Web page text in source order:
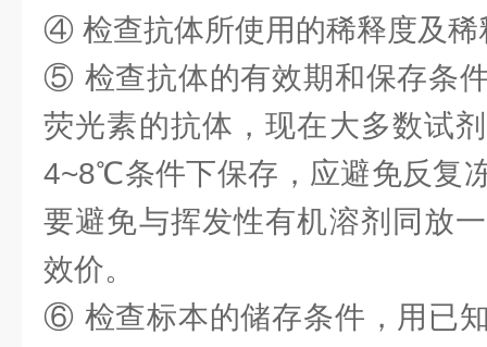
④ 检查抗体所使用的稀释度及稀
⑤ 检查抗体的有效期和保存条
荧光素的抗体，现在大多数试
4~8℃条件下保存，应避免反复
要避免与挥发性有机溶剂同放
效价。
⑥ 检查标本的储存条件，用已